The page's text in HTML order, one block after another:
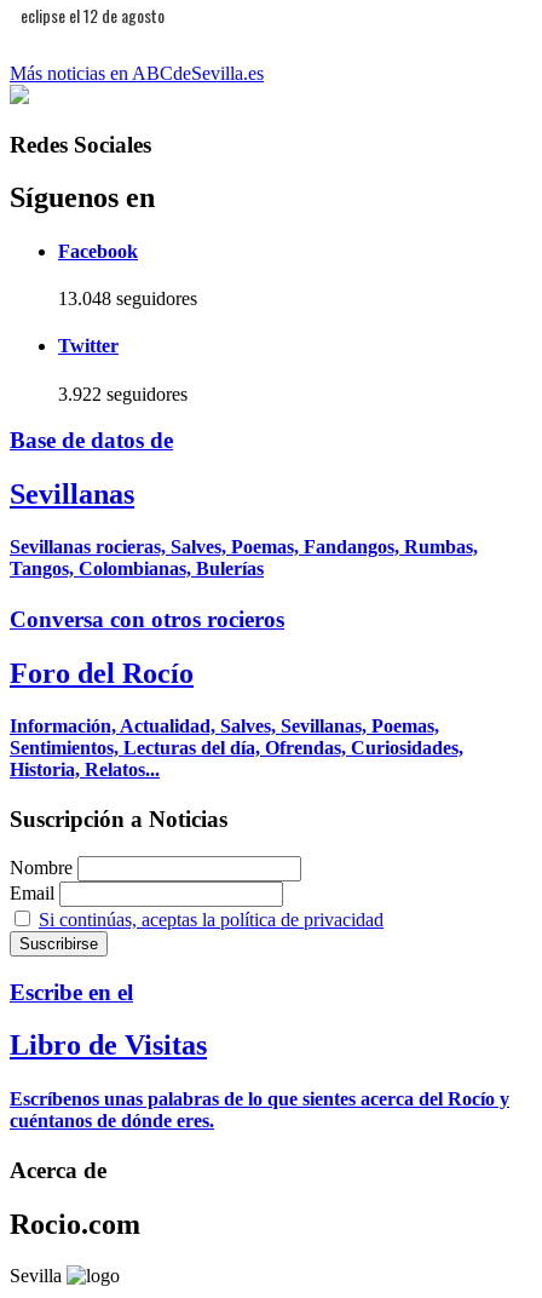
eclipse el 12 de agosto
Más noticias en ABCdeSevilla.es
Redes Sociales
Síguenos en
Facebook
13.048 seguidores
Twitter
3.922 seguidores
Base de datos de
Sevillanas
Sevillanas rocieras, Salves, Poemas, Fandangos, Rumbas,
Tangos, Colombianas, Bulerías
Conversa con otros rocieros
Foro del Rocío
Información, Actualidad, Salves, Sevillanas, Poemas,
Sentimientos, Lecturas del día, Ofrendas, Curiosidades,
Historia, Relatos...
Suscripción a Noticias
Nombre
Email
Si continúas, aceptas la política de privacidad
Escribe en el
Libro de Visitas
Escríbenos unas palabras de lo que sientes acerca del Rocío y
cuéntanos de dónde eres.
Acerca de
Rocio.com
Sevilla